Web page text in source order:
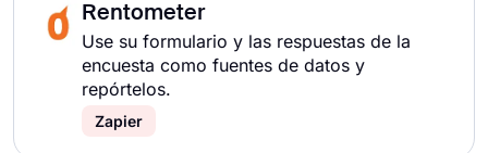
Rentometer
Use su formulario y las respuestas de la
encuesta como fuentes de datos y
repórtelos.
Zapier